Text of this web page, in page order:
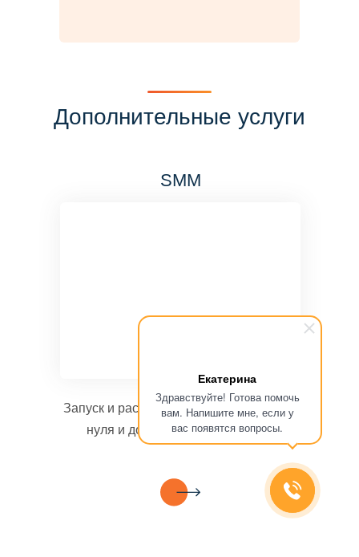
Екатерина
Здравствуйте! Готова помочь
вам. Напишите мне, если у
вас появятся вопросы.
Дополнительные услуги
SMM
Запуск и раскрутка социальных сетей с
нуля и до стабильной прибыли.